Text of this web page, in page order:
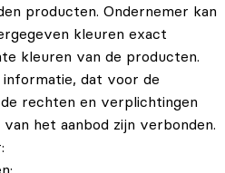
producten. Ondernemer kan
kleuren exact
kleuren van de producten.
informatie, dat voor de
rechten en verplichtingen
van het aanbod zijn verbonden.